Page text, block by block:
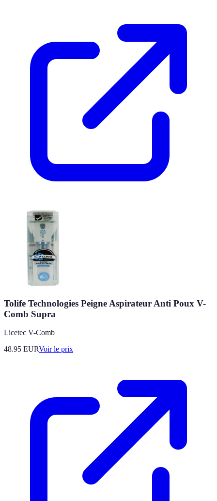
Tolife Technologies Peigne Aspirateur Anti Poux V-
Comb Supra
Licetec V-Comb
48.95 EURVoir le prix